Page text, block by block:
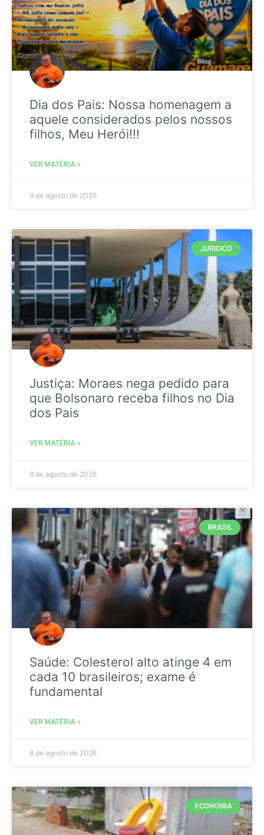
Dia dos Pais: Nossa homenagem a
aquele considerados pelos nossos
filhos, Meu Herói!!!
VER MATÉRIA »
9 de agosto de 2026
JURIDICO
Justiça: Moraes nega pedido para
que Bolsonaro receba filhos no Dia
dos Pais
VER MATÉRIA »
8 de agosto de 2026
BRASIL
Saúde: Colesterol alto atinge 4 em
cada 10 brasileiros; exame é
fundamental
VER MATÉRIA »
8 de agosto de 2026
ECONOMIA